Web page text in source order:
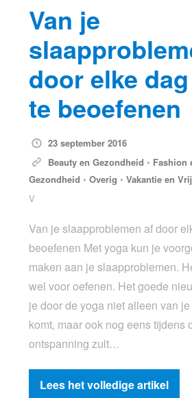
Van je
door elke
te beoefenen
23 september 2016
Beauty en Gezondheid • Fashion
Gezondheid •Overig •Vakantie en
V
Van je slaapproblemen af door
beoefenen Met yoga kun je
maken aan je slaapproblemen.
wel voor oefenen. Het goede
je door de yoga niet alleen van
komt, maar ook nog eens tijdens
ontspanning zult…
Lees het volledige artikel